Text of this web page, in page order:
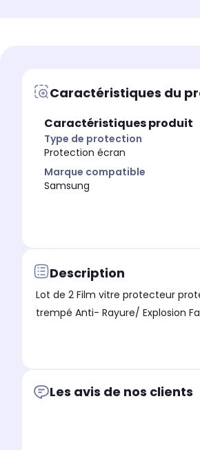
Caractéristiques du
Caractéristiques produit
Type de protection
Protection écran
Marque compatible
Samsung
Description
Lot de 2 Film vitre protecteur
trempé Anti- Rayure/ Explosion
Les avis de nos clients